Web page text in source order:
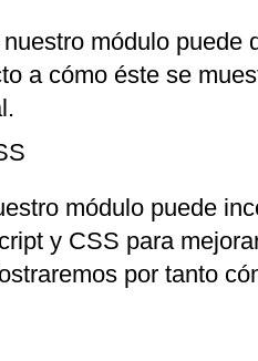
módulo puede
a cómo éste se
módulo puede
y CSS para
por tanto